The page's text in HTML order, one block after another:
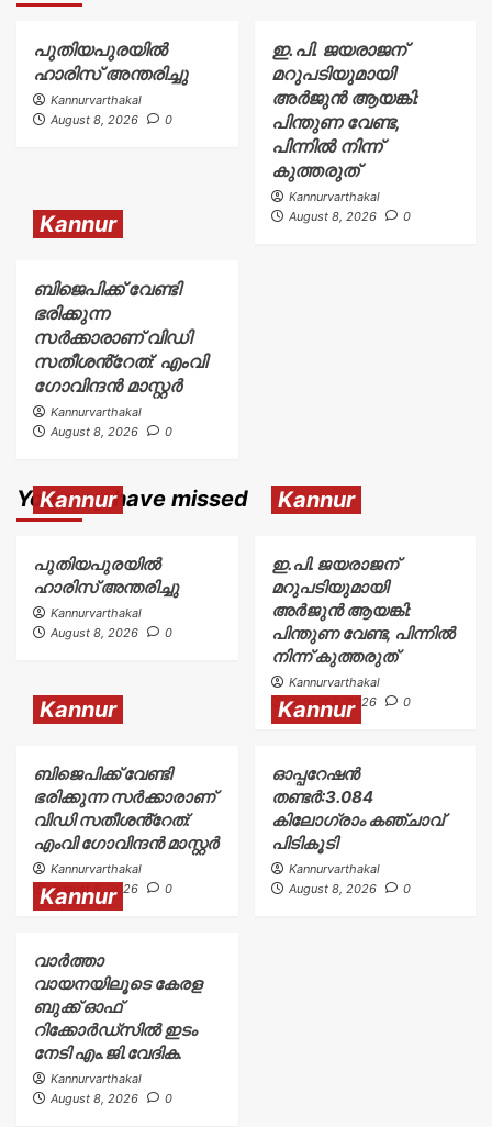
പുതിയപുരയിൽ
ഹാരിസ് അന്തരിച്ചു
Kannurvarthakal
August 8, 2026
0
ഇ.പി. ജയരാജന്
മറുപടിയുമായി
അർജുൻ ആയങ്കി:
പിന്തുണ വേണ്ട,
പിന്നിൽ നിന്ന്
കുത്തരുത്
Kannurvarthakal
August 8, 2026
0
Kannur
ബിജെപിക്ക് വേണ്ടി
ഭരിക്കുന്ന
സർക്കാരാണ് വിഡി
സതീശൻ്റേത്: എംവി
ഗോവിന്ദൻ മാസ്റ്റർ
Kannurvarthakal
August 8, 2026
0
You may have missed
Kannur
പുതിയപുരയിൽ
ഹാരിസ് അന്തരിച്ചു
Kannurvarthakal
August 8, 2026
0
Kannur
ഇ.പി. ജയരാജന്
മറുപടിയുമായി
അർജുൻ ആയങ്കി:
പിന്തുണ വേണ്ട, പിന്നിൽ
നിന്ന് കുത്തരുത്
Kannurvarthakal
August 8, 2026
0
Kannur
ബിജെപിക്ക് വേണ്ടി
ഭരിക്കുന്ന സർക്കാരാണ്
വിഡി സതീശൻ്റേത്:
എംവി ഗോവിന്ദൻ മാസ്റ്റർ
Kannurvarthakal
August 8, 2026
0
Kannur
ഓപ്പറേഷൻ
തണ്ടർ:3.084
കിലോഗ്രാം കഞ്ചാവ്
പിടികൂടി
Kannurvarthakal
August 8, 2026
0
Kannur
വാർത്താ
വായനയിലൂടെ കേരള
ബുക്ക് ഓഫ്
റിക്കോർഡ്സിൽ ഇടം
നേടി എം.ജി.വേദിക.
Kannurvarthakal
August 8, 2026
0